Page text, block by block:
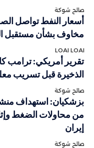
صالح شوكة
أسعار النفط تواصل
مخاوف بشأن مستقبل
LOAI LOAI
تقرير أمريكي: ترامب
الذخيرة قبل تسريب
صالح شوكة
بزشكيان: استهداف
من محاولات الضغط
إيران
صالح شوكة